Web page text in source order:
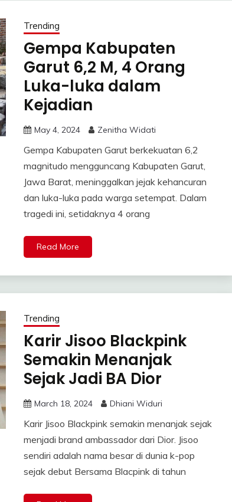
Trending
Gempa Kabupaten
Garut 6,2 M, 4 Orang
Luka-luka dalam
Kejadian
May 4, 2024 Zenitha Widati
Gempa Kabupaten Garut berkekuatan 6,2
magnitudo mengguncang Kabupaten Garut,
Jawa Barat, meninggalkan jejak kehancuran
dan luka-luka pada warga setempat. Dalam
tragedi ini, setidaknya 4 orang
Read More
Trending
Karir Jisoo Blackpink
Semakin Menanjak
Sejak Jadi BA Dior
March 18, 2024 Dhiani Widuri
Karir Jisoo Blackpink semakin menanjak sejak
menjadi brand ambassador dari Dior. Jisoo
sendiri adalah nama besar di dunia k-pop
sejak debut Bersama Blacpink di tahun